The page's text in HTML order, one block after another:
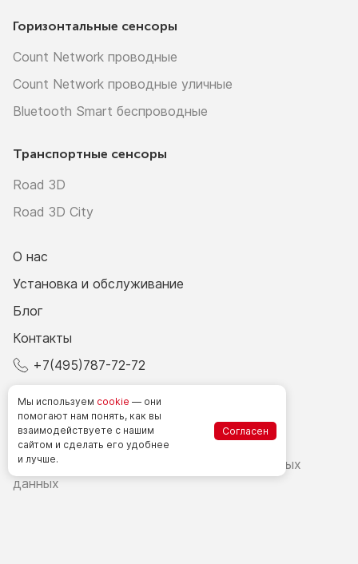
Горизонтальные сенсоры
Count Network проводные
Count Network проводные уличные
Bluetooth Smart беспроводные
Транспортные сенсоры
Road 3D
Road 3D City
О нас
Установка и обслуживание
Блог
Контакты
+7(495)787-72-72
Счетчики посетителей в РФ
Политика в области обработки персональных
данных
Мы используем cookie — они
помогают нам понять, как вы
взаимодействуете с нашим
сайтом и сделать его удобнее
и лучше.
Согласен